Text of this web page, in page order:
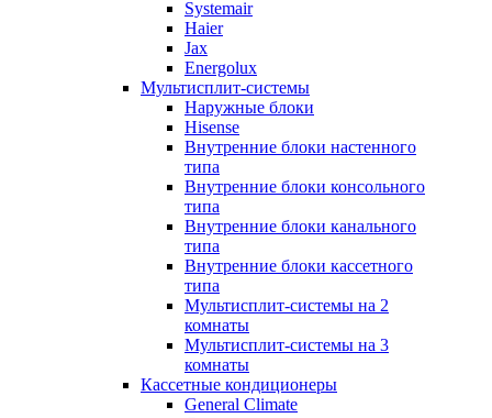
Systemair
Haier
Jax
Energolux
Мультисплит-системы
Наружные блоки
Hisense
Внутренние блоки настенного
типа
Внутренние блоки консольного
типа
Внутренние блоки канального
типа
Внутренние блоки кассетного
типа
Мультисплит-системы на 2
комнаты
Мультисплит-системы на 3
комнаты
Кассетные кондиционеры
General Climate